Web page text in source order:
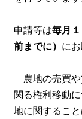
申請等は毎月
前までに） に
農地の売買
関る権利移動
地に関するこ